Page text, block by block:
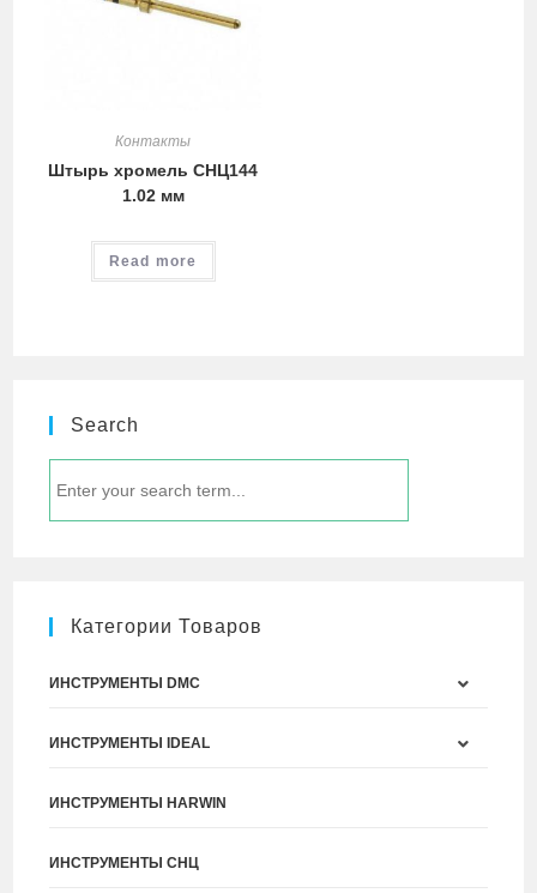
Контакты
Штырь хромель СНЦ144
1.02 мм
Read more
Search
Категории Товаров
ИНСТРУМЕНТЫ DMC
ИНСТРУМЕНТЫ IDEAL
ИНСТРУМЕНТЫ HARWIN
ИНСТРУМЕНТЫ СНЦ